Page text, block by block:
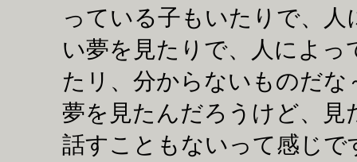
っている子もいたりで、
い夢を見たりで、人によ
たリ、分からないものだ
夢を見たんだろうけど、
話すこともないって感じ